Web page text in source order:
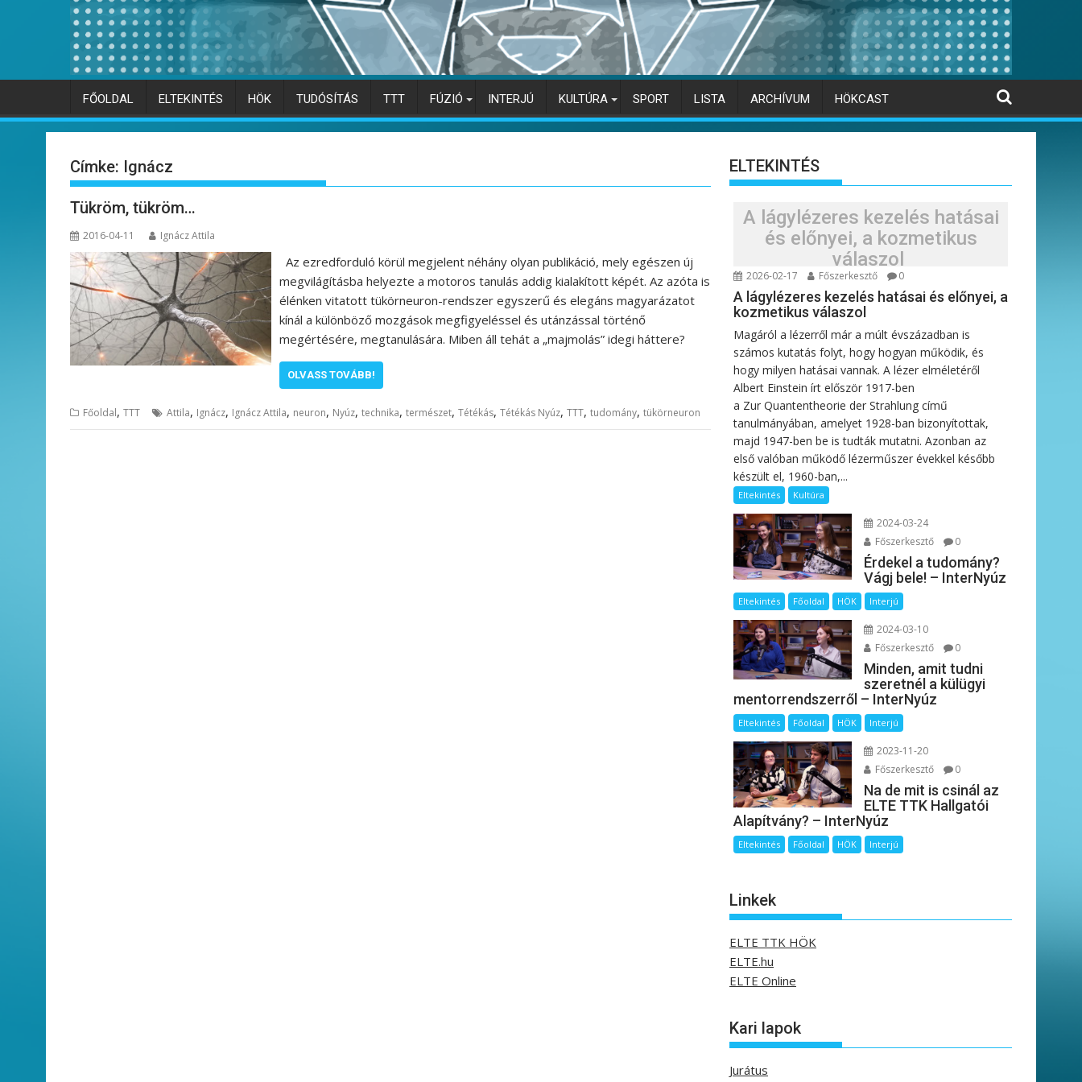
FŐOLDAL ELTEKINTÉS HÖK TUDÓSÍTÁS TTT FÚZIÓ INTERJÚ KULTÚRA SPORT LISTA ARCHÍVUM HÖKCAST
Címke: Ignácz
Tükröm, tükröm…
2016-04-11 Ignácz Attila
Az ezredforduló körül megjelent néhány olyan publikáció, mely egészen új
megvilágításba helyezte a motoros tanulás addig kialakított képét. Az azóta is
élénken vitatott tükörneuron-rendszer egyszerű és elegáns magyarázatot
kínál a különböző mozgások megfigyeléssel és utánzással történő
megértésére, megtanulására. Miben áll tehát a „majmolás” idegi háttere?
OLVASS TOVÁBB!
Főoldal, TTT Attila, Ignácz, Ignácz Attila, neuron, Nyúz, technika, természet, Tétékás, Tétékás Nyúz, TTT, tudomány, tükörneuron
ELTEKINTÉS
A lágylézeres kezelés hatásai
és előnyei, a kozmetikus
válaszol
2026-02-17 Főszerkesztő 0
A lágylézeres kezelés hatásai és előnyei, a
kozmetikus válaszol
Magáról a lézerről már a múlt évszázadban is
számos kutatás folyt, hogy hogyan működik, és
hogy milyen hatásai vannak. A lézer elméletéről
Albert Einstein írt először 1917-ben
a Zur Quantentheorie der Strahlung című
tanulmányában, amelyet 1928-ban bizonyítottak,
majd 1947-ben be is tudták mutatni. Azonban az
első valóban működő lézerműszer évekkel később
készült el, 1960-ban,...
Eltekintés Kultúra
2024-03-24
Főszerkesztő
0
Érdekel a tudomány?
Vágj bele! – InterNyúz
Eltekintés Főoldal HÖK Interjú
2024-03-10
Főszerkesztő
0
Minden, amit tudni
szeretnél a külügyi
mentorrendszerről – InterNyúz
Eltekintés Főoldal HÖK Interjú
2023-11-20
Főszerkesztő
0
Na de mit is csinál az
ELTE TTK Hallgatói
Alapítvány? – InterNyúz
Eltekintés Főoldal HÖK Interjú
Linkek
ELTE TTK HÖK
ELTE.hu
ELTE Online
Kari lapok
Jurátus